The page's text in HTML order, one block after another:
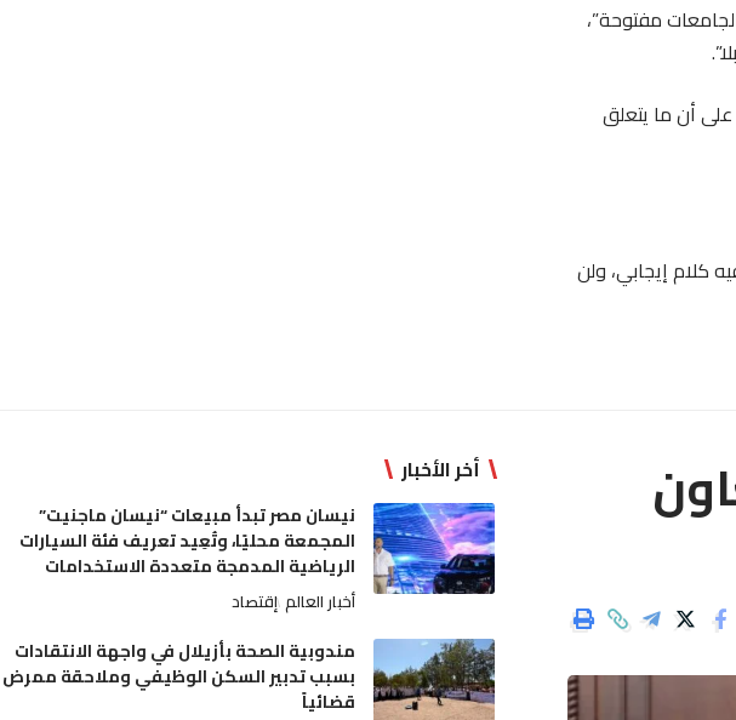
مفتوحة”،
أن ما يتعلق
كلام إيجابي، ولن
أخر الأخبار
نيسان مصر تبدأ مبيعات “نيسان ماجنيت”
المجمعة محليًا، وتُعِيد تعريف فئة السيارات
الرياضية المدمجة متعددة الاستخدامات
أخبار العالم إقتصاد
مندوبية الصحة بأزيلال في واجهة الانتقادات
بسبب تدبير السكن الوظيفي وملاحقة ممرض
قضائياً